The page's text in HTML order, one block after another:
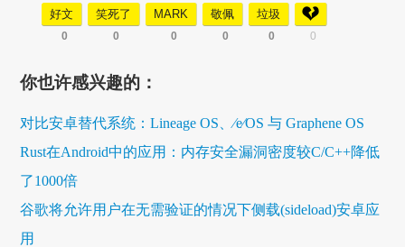
好文
0
笑死了
0
MARK
0
敬佩
0
垃圾
0 0
你也许感兴趣的：
对比安卓替代系统：Lineage OS、∕e∕OS 与 Graphene OS
Rust在Android中的应用：内存安全漏洞密度较C/C++降低
了1000倍
谷歌将允许用户在无需验证的情况下侧载(sideload)安卓应
用